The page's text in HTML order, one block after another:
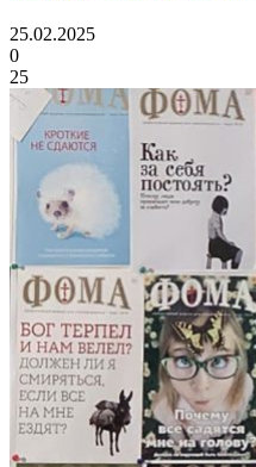
25.02.2025
0
25